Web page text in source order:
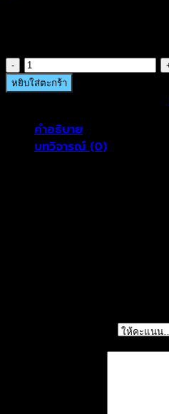
จำนวน
US-
5143-
ชิ้น
หยิบใส่ตะกร้า
คำอธิบาย
บทวิจารณ์ (0)